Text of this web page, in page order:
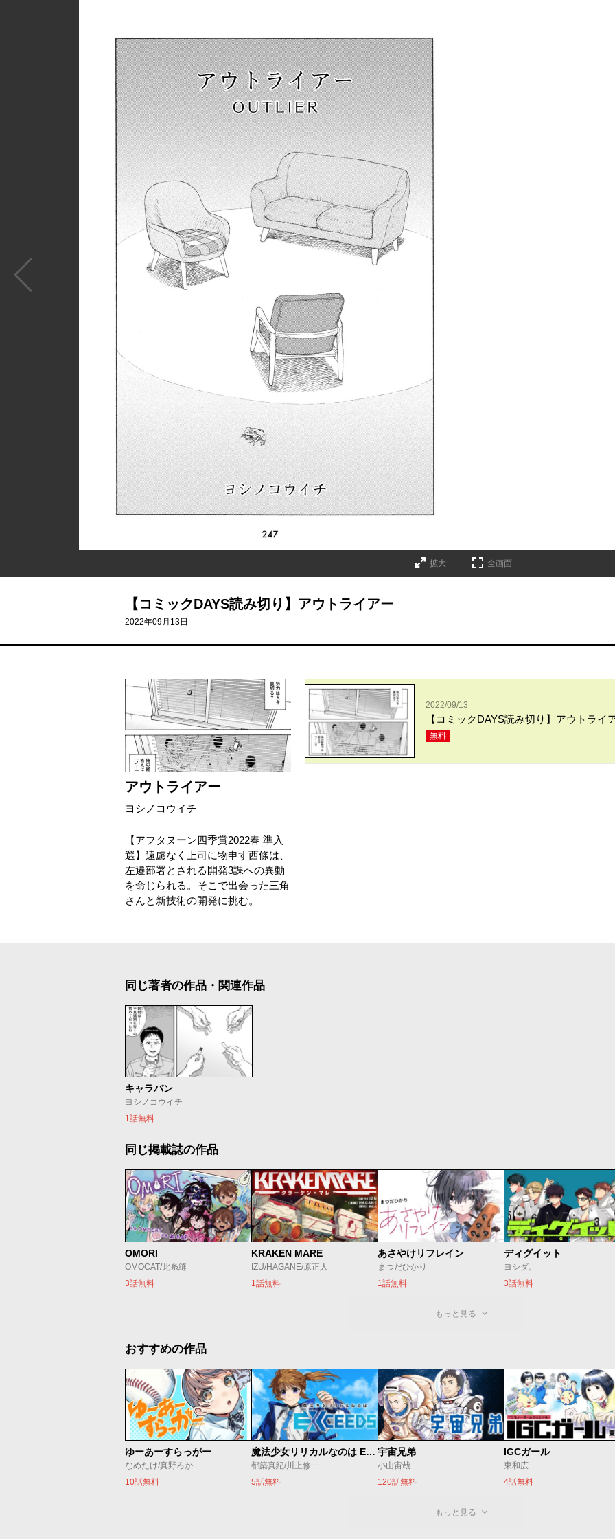
拡大 全画面
【コミックDAYS読み切り】アウトライアー
2022年09月13日
アウトライアー
ヨシノコウイチ
【アフタヌーン四季賞2022春 準入
選】遠慮なく上司に物申す西條は、
左遷部署とされる開発3課への異動
を命じられる。そこで出会った三角
さんと新技術の開発に挑む。
2022/09/13
【コミックDAYS読み切り】アウトライ
無料
同じ著者の作品・関連作品
キャラバン
ヨシノコウイチ
1話無料
同じ掲載誌の作品
OMORI
OMOCAT/此糸縫
3話無料
KRAKEN MARE
IZU/HAGANE/原正人
1話無料
あさやけリフレイン
まつだひかり
1話無料
ディグイット
ヨシダ。
3話無料
もっと見る
おすすめの作品
ゆーあーすらっがー
なめたけ/真野ろか
10話無料
魔法少女リリカルなのは EXCEEDS
都築真紀/川上修一
5話無料
宇宙兄弟
小山宙哉
120話無料
IGCガール
東和広
4話無料
もっと見る